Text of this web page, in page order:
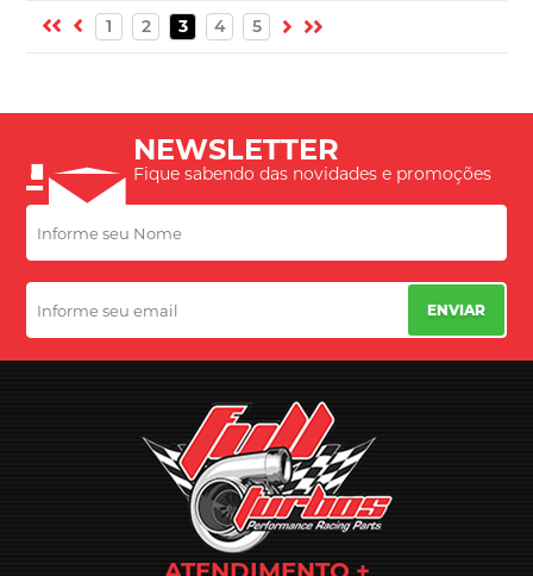
1 2 3 4 5
NEWSLETTER
Fique sabendo das novidades e promoções
ENVIAR